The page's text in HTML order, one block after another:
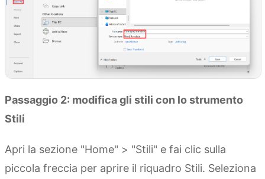
Passaggio 2: modifica gli stili con lo strumento
Stili
Apri la sezione "Home" > "Stili" e fai clic sulla
piccola freccia per aprire il riquadro Stili. Seleziona